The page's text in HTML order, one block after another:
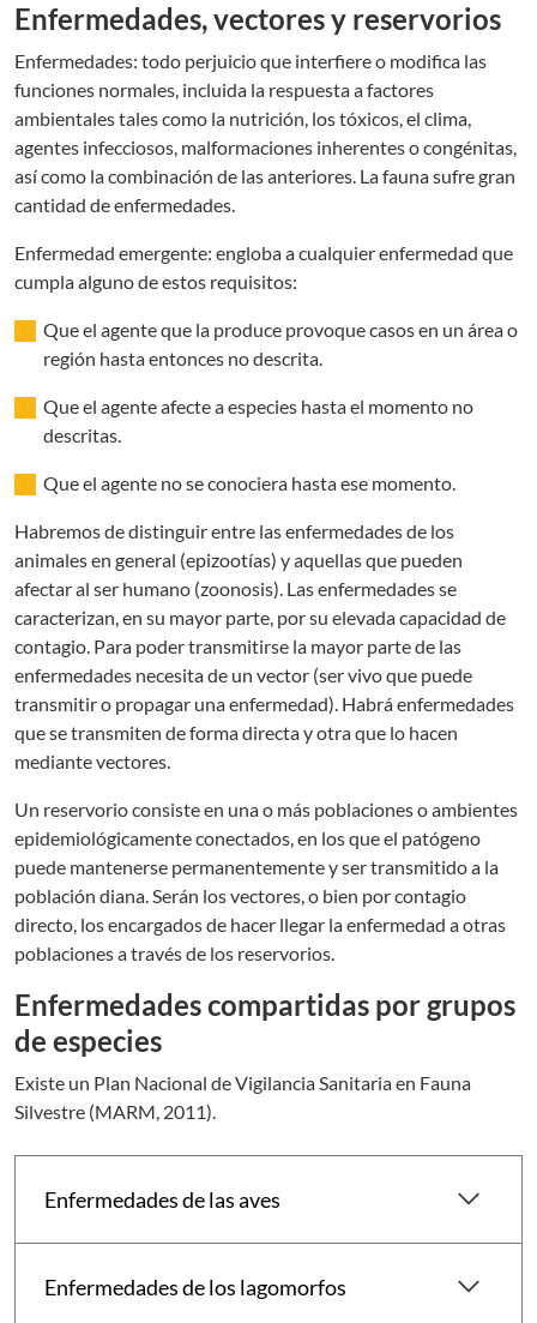
Enfermedades, vectores y reservorios
Enfermedades: todo perjuicio que interfiere o modifica las
funciones normales, incluida la respuesta a factores
ambientales tales como la nutrición, los tóxicos, el clima,
agentes infecciosos, malformaciones inherentes o congénitas,
así como la combinación de las anteriores. La fauna sufre gran
cantidad de enfermedades.
Enfermedad emergente: engloba a cualquier enfermedad que
cumpla alguno de estos requisitos:
Que el agente que la produce provoque casos en un área o
región hasta entonces no descrita.
Que el agente afecte a especies hasta el momento no
descritas.
Que el agente no se conociera hasta ese momento.
Habremos de distinguir entre las enfermedades de los
animales en general (epizootías) y aquellas que pueden
afectar al ser humano (zoonosis). Las enfermedades se
caracterizan, en su mayor parte, por su elevada capacidad de
contagio. Para poder transmitirse la mayor parte de las
enfermedades necesita de un vector (ser vivo que puede
transmitir o propagar una enfermedad). Habrá enfermedades
que se transmiten de forma directa y otra que lo hacen
mediante vectores.
Un reservorio consiste en una o más poblaciones o ambientes
epidemiológicamente conectados, en los que el patógeno
puede mantenerse permanentemente y ser transmitido a la
población diana. Serán los vectores, o bien por contagio
directo, los encargados de hacer llegar la enfermedad a otras
poblaciones a través de los reservorios.
Enfermedades compartidas por grupos
de especies
Existe un Plan Nacional de Vigilancia Sanitaria en Fauna
Silvestre (MARM, 2011).
Enfermedades de las aves keyboard_arrow_down
Enfermedades de los lagomorfos keyboard_arrow_down